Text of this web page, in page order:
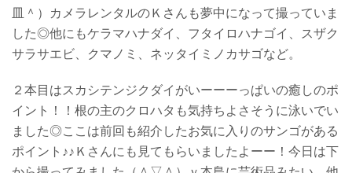
皿＾）カメラレンタルのＫさんも夢中になって撮っていま
した◎他にもケラマハナダイ、フタイロハナゴイ、スザク
サラサエビ、クマノミ、ネッタイミノカサゴなど。
２本目はスカシテンジクダイがいーーーっぱいの癒しのポ
イント！！根の主のクロハタも気持ちよさそうに泳いでい
ました◎ここは前回も紹介したお気に入りのサンゴがある
ポイント♪♪Ｋさんにも見てもらいましたよーー！今日は下